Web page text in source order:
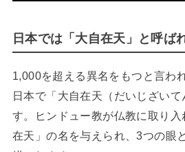
日本では「大自在天」と呼ば
1,000を超える異名をもつと言わ
日本で「大自在天（だいじざい
す。ヒンドュー教が仏教に取り
在天」の名を与えられ、3つの眼